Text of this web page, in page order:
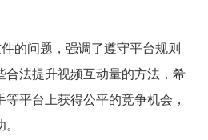
的问题，强调了遵守平台规则
合法提升视频互动量的方法，希
平台上获得公平的竞争机会，